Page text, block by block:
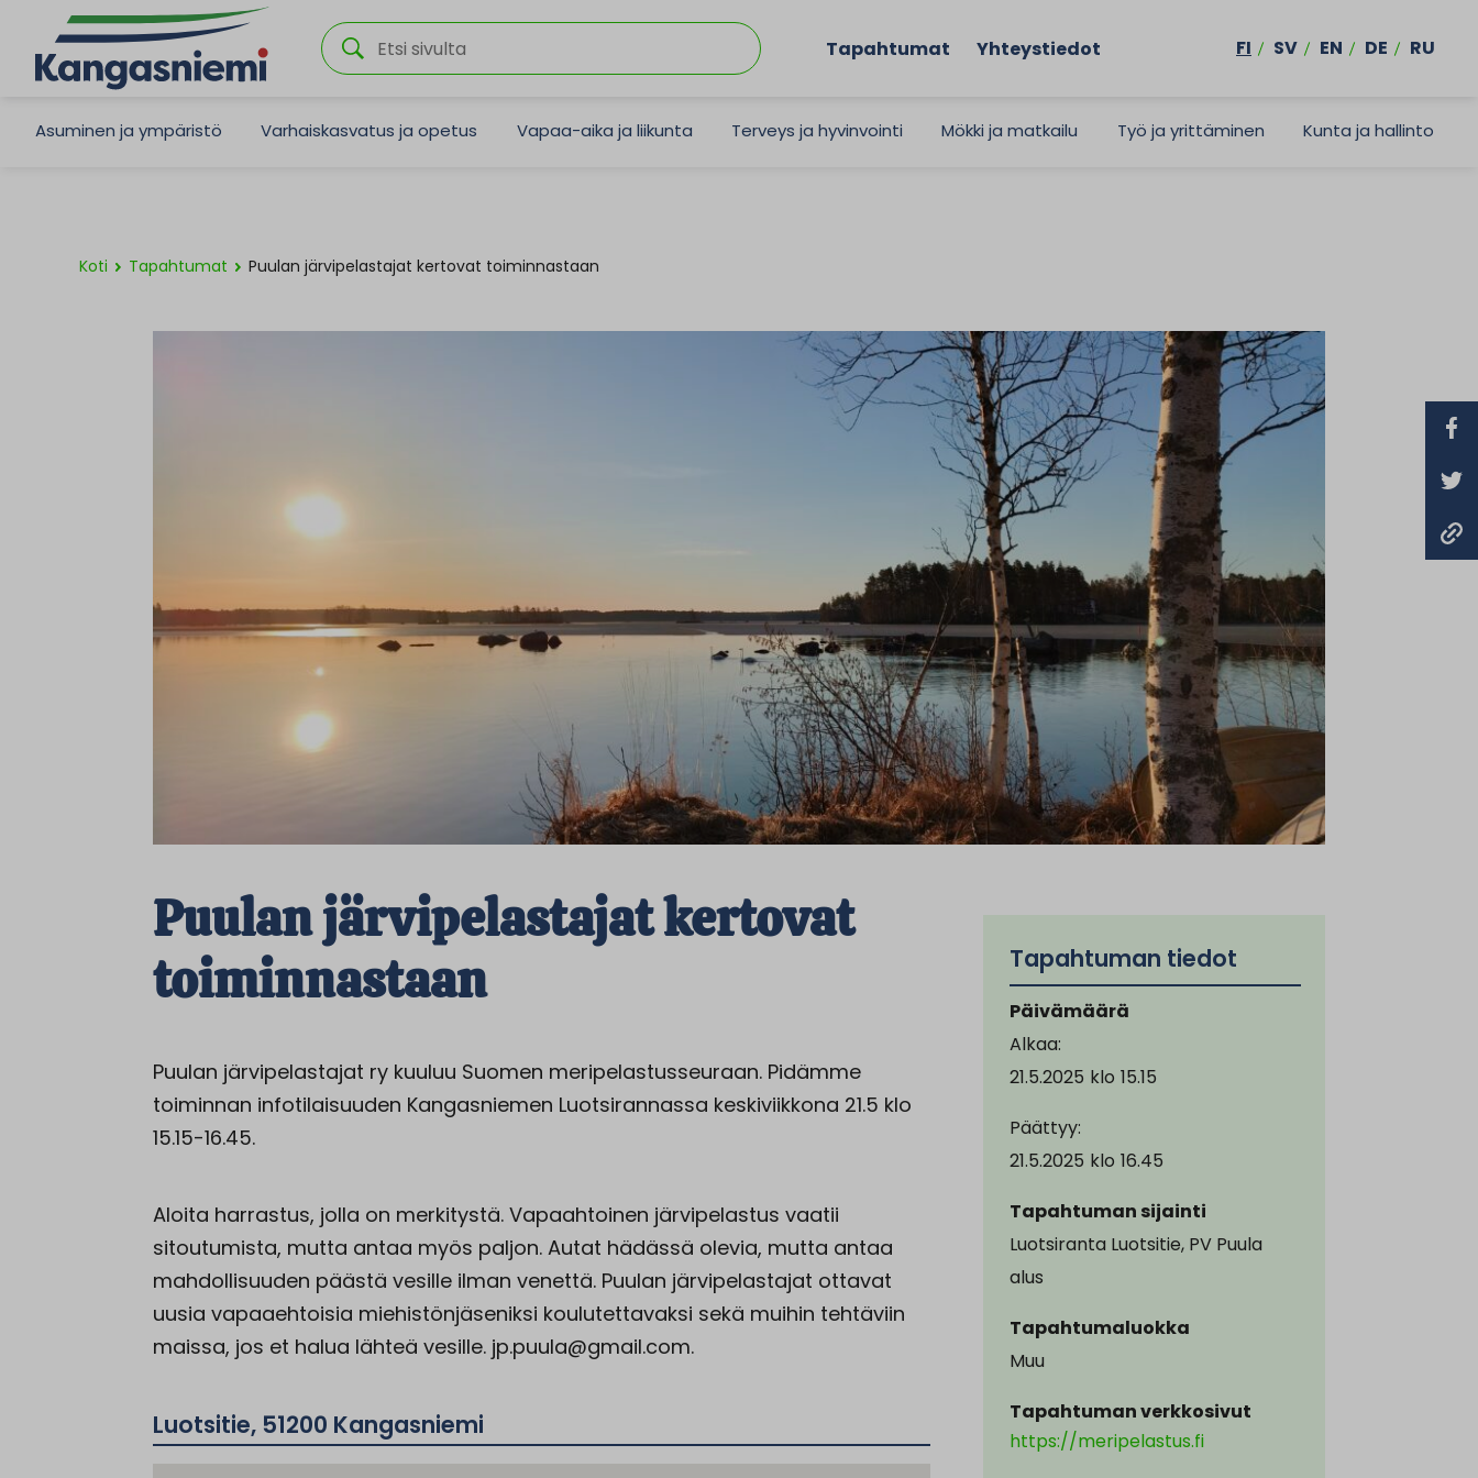
Tapahtumat Yhteystiedot FI SV EN DE RU
Asuminen ja ympäristö Varhaiskasvatus ja opetus Vapaa-aika ja liikunta Terveys ja hyvinvointi Mökki ja matkailu Työ ja yrittäminen Kunta ja hallinto
Koti Tapahtumat Puulan järvipelastajat kertovat toiminnastaan
Puulan järvipelastajat kertovat
toiminnastaan
Puulan järvipelastajat ry kuuluu Suomen meripelastusseuraan. Pidämme
toiminnan infotilaisuuden Kangasniemen Luotsirannassa keskiviikkona 21.5 klo
15.15-16.45.
Aloita harrastus, jolla on merkitystä. Vapaahtoinen järvipelastus vaatii
sitoutumista, mutta antaa myös paljon. Autat hädässä olevia, mutta antaa
mahdollisuuden päästä vesille ilman venettä. Puulan järvipelastajat ottavat
uusia vapaaehtoisia miehistönjäseniksi koulutettavaksi sekä muihin tehtäviin
maissa, jos et halua lähteä vesille. jp.puula@gmail.com.
Luotsitie, 51200 Kangasniemi
Tapahtuman tiedot
Päivämäärä
Alkaa:
21.5.2025 klo 15.15
Päättyy:
21.5.2025 klo 16.45
Tapahtuman sijainti
Luotsiranta Luotsitie, PV Puula
alus
Tapahtumaluokka
Muu
Tapahtuman verkkosivut
https://meripelastus.fi